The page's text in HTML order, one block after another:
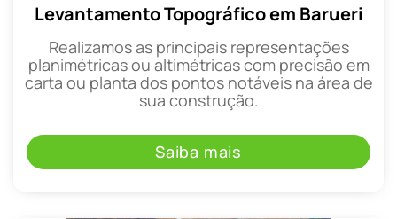
Levantamento Topográfico em Barueri
Realizamos as principais representações
planimétricas ou altimétricas com precisão em
carta ou planta dos pontos notáveis na área de
sua construção.
Saiba mais